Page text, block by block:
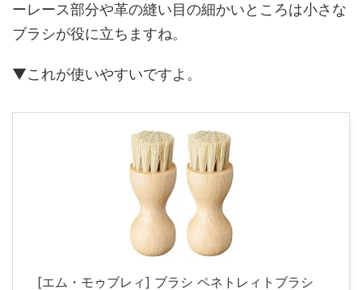
ーレース部分や革の縫い目の細かいところは小さな
ブラシが役に立ちますね。
▼これが使いやすいですよ。
[エム・モゥブレィ] ブラシ ペネトレィトブラシ